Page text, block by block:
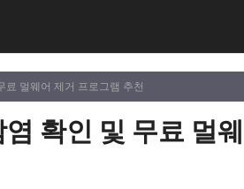
료 멀웨어 제거 프로그램 추천
확인 및 무료 멀